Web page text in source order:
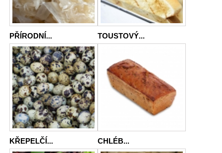
PŘÍRODNÍ... TOUSTOVÝ...
KŘEPELČÍ... CHLÉB...